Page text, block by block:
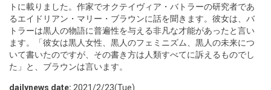
トに載りました。作家でオクテイヴィア・バトラーの研究者であ
るエイドリアン・マリー・ブラウンに話を聞きます。彼女は、バ
トラーは黒人の物語に普遍性を与える非凡な才能があったと言い
ます。「彼女は黒人女性、黒人のフェミニズム、黒人の未来につ
いて書いたのですが、その書き方は人類すべてに訴えるものでし
た」と、ブラウンは言います。
dailynews date: 2021/2/23(Tue)